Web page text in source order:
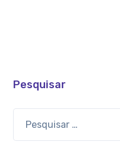
Pesquisar